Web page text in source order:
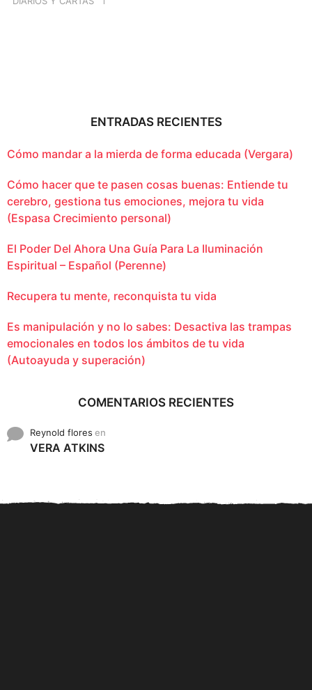
ENTRADAS RECIENTES
Cómo mandar a la mierda de forma educada (Vergara)
Cómo hacer que te pasen cosas buenas: Entiende tu
cerebro, gestiona tus emociones, mejora tu vida
(Espasa Crecimiento personal)
El Poder Del Ahora Una Guía Para La Iluminación
Espiritual – Español (Perenne)
Recupera tu mente, reconquista tu vida
Es manipulación y no lo sabes: Desactiva las trampas
emocionales en todos los ámbitos de tu vida
(Autoayuda y superación)
COMENTARIOS RECIENTES
Reynold flores en
VERA ATKINS